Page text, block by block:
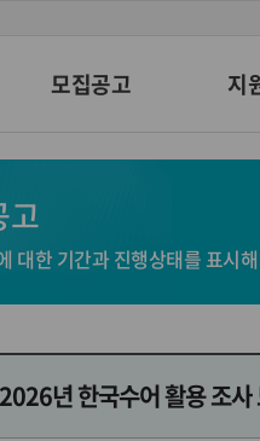
모집공고 지
고
대한 기간과 진행상태를 표시
년 한국수어 활용 조사